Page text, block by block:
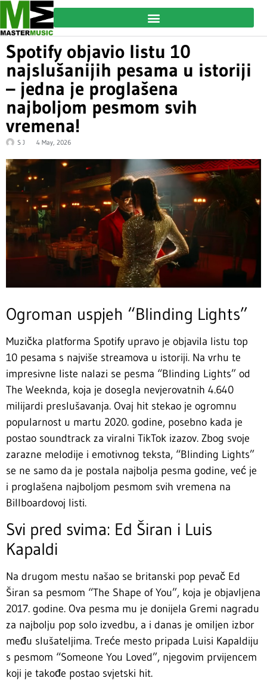
Spotify objavio listu 10
najslušanijih pesama u istoriji
– jedna je proglašena
najboljom pesmom svih
vremena!
S J 4 May, 2026
Ogroman uspjeh “Blinding Lights”
Muzička platforma Spotify upravo je objavila listu top
10 pesama s najviše streamova u istoriji. Na vrhu te
impresivne liste nalazi se pesma “Blinding Lights” od
The Weeknda, koja je dosegla nevjerovatnih 4.640
milijardi preslušavanja. Ovaj hit stekao je ogromnu
popularnost u martu 2020. godine, posebno kada je
postao soundtrack za viralni TikTok izazov. Zbog svoje
zarazne melodije i emotivnog teksta, “Blinding Lights”
se ne samo da je postala najbolja pesma godine, već je
i proglašena najboljom pesmom svih vremena na
Billboardovoj listi.
Svi pred svima: Ed Širan i Luis
Kapaldi
Na drugom mestu našao se britanski pop pevač Ed
Širan sa pesmom “The Shape of You”, koja je objavljena
2017. godine. Ova pesma mu je donijela Gremi nagradu
za najbolju pop solo izvedbu, a i danas je omiljen izbor
među slušateljima. Treće mesto pripada Luisi Kapaldiju
s pesmom “Someone You Loved”, njegovim prvijencem
koji je takođe postao svjetski hit.